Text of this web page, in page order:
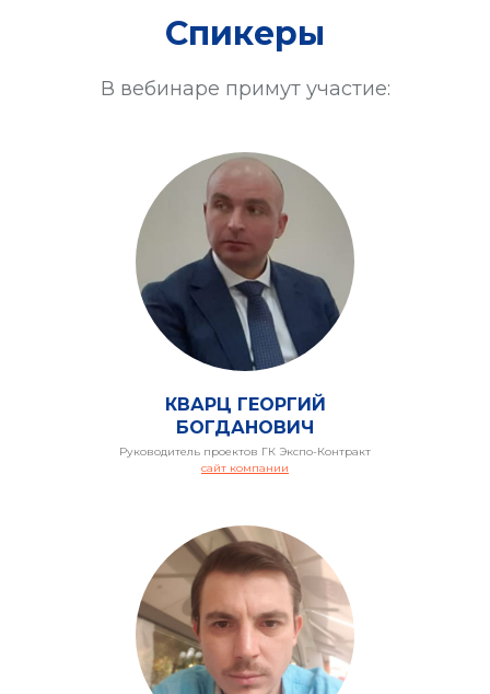
Спикеры
В вебинаре примут участие:
КВАРЦ ГЕОРГИЙ
БОГДАНОВИЧ
Руководитель проектов ГК Экспо-Контракт
сайт компании